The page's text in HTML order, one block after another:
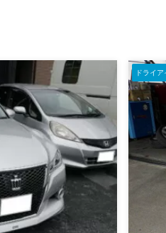
ドライ